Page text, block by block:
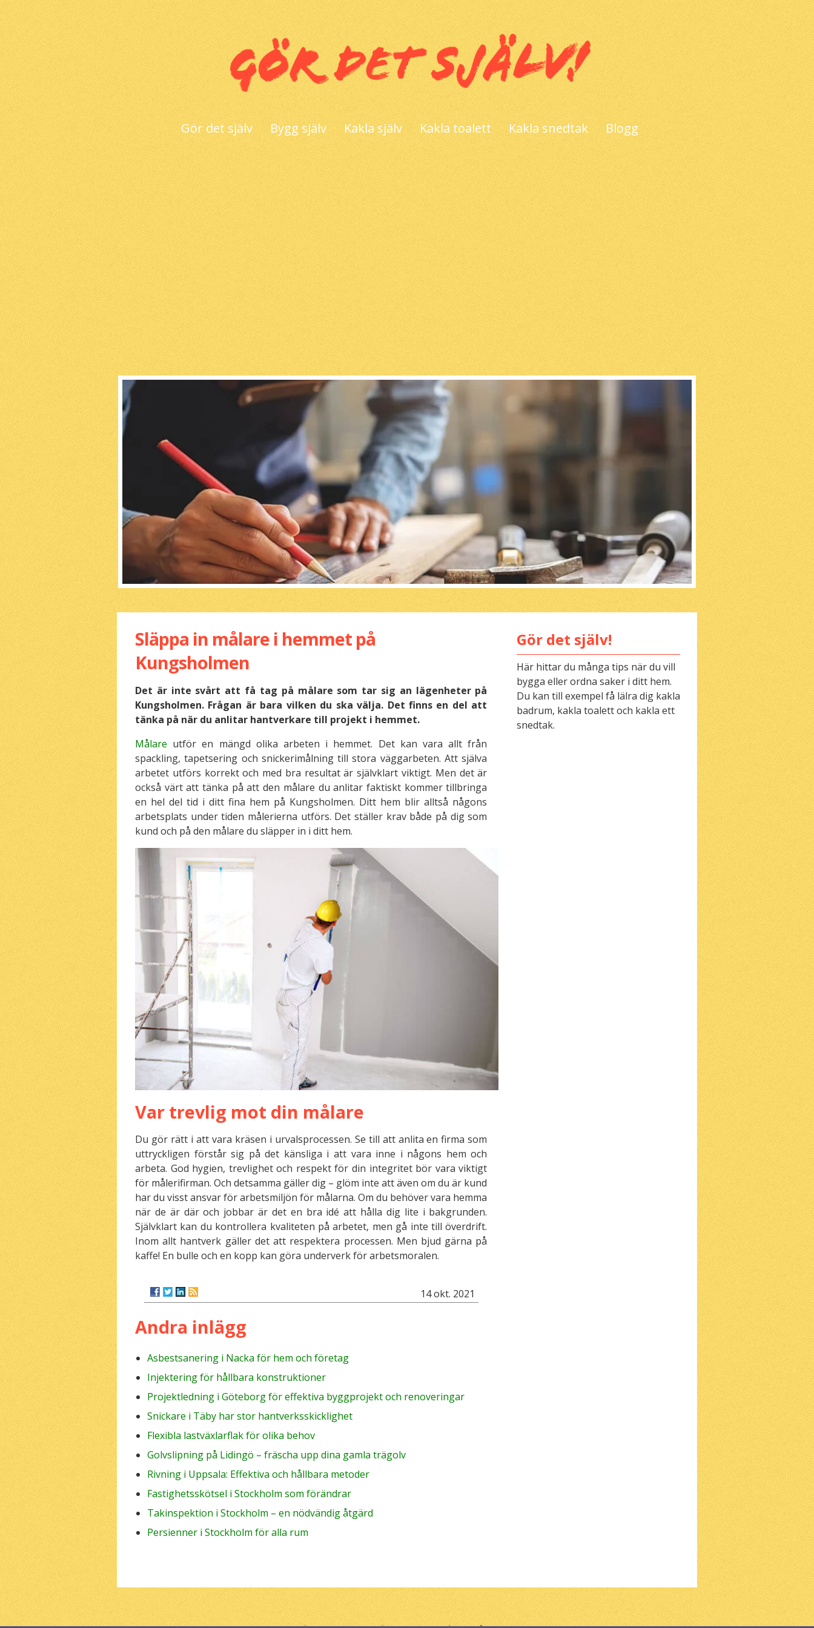
Gör det själv Bygg själv Kakla själv Kakla toalett Kakla snedtak Blogg
Släppa in målare i hemmet på
Kungsholmen
Det är inte svårt att få tag på målare som tar sig an lägenheter på
Kungsholmen. Frågan är bara vilken du ska välja. Det finns en del att
tänka på när du anlitar hantverkare till projekt i hemmet.
Målare utför en mängd olika arbeten i hemmet. Det kan vara allt från
spackling, tapetsering och snickerimålning till stora väggarbeten. Att själva
arbetet utförs korrekt och med bra resultat är självklart viktigt. Men det är
också värt att tänka på att den målare du anlitar faktiskt kommer tillbringa
en hel del tid i ditt fina hem på Kungsholmen. Ditt hem blir alltså någons
arbetsplats under tiden målerierna utförs. Det ställer krav både på dig som
kund och på den målare du släpper in i ditt hem.
Var trevlig mot din målare
Du gör rätt i att vara kräsen i urvalsprocessen. Se till att anlita en firma som
uttryckligen förstår sig på det känsliga i att vara inne i någons hem och
arbeta. God hygien, trevlighet och respekt för din integritet bör vara viktigt
för målerifirman. Och detsamma gäller dig – glöm inte att även om du är kund
har du visst ansvar för arbetsmiljön för målarna. Om du behöver vara hemma
när de är där och jobbar är det en bra idé att hålla dig lite i bakgrunden.
Självklart kan du kontrollera kvaliteten på arbetet, men gå inte till överdrift.
Inom allt hantverk gäller det att respektera processen. Men bjud gärna på
kaffe! En bulle och en kopp kan göra underverk för arbetsmoralen.
14 okt. 2021
Andra inlägg
Asbestsanering i Nacka för hem och företag
Injektering för hållbara konstruktioner
Projektledning i Göteborg för effektiva byggprojekt och renoveringar
Snickare i Täby har stor hantverksskicklighet
Flexibla lastväxlarflak för olika behov
Golvslipning på Lidingö – fräscha upp dina gamla trägolv
Rivning i Uppsala: Effektiva och hållbara metoder
Fastighetsskötsel i Stockholm som förändrar
Takinspektion i Stockholm – en nödvändig åtgärd
Persienner i Stockholm för alla rum
Gör det själv!
Här hittar du många tips när du vill
bygga eller ordna saker i ditt hem.
Du kan till exempel få lälra dig kakla
badrum, kakla toalett och kakla ett
snedtak.